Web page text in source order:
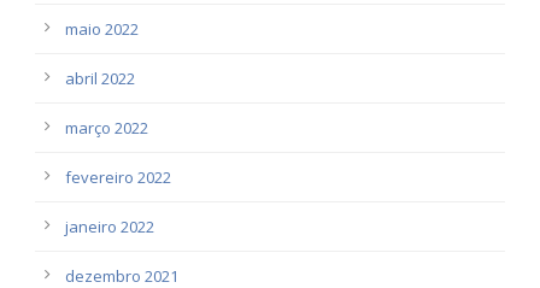
maio 2022
abril 2022
março 2022
fevereiro 2022
janeiro 2022
dezembro 2021